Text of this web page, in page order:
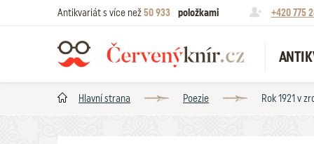
Antikvariát s více než50 933 položkami +420 775
Hlavní strana Poezie Rok 1921 v